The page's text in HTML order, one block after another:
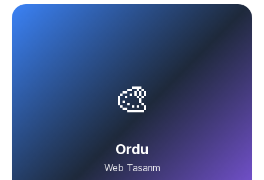
🎨
Ordu
Web Tasarım